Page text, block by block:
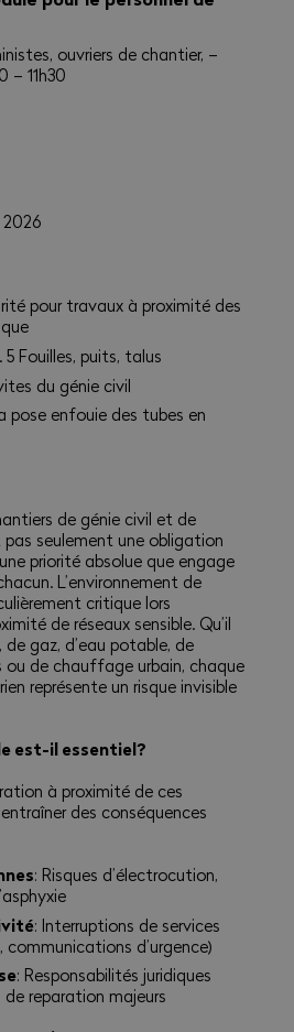
ouvriers de chantier, –
– 11h30
2026
pour travaux à proximité des
Fouilles, puits, talus
du génie civil
pose enfouie des tubes en
de génie civil et de
pas seulement une obligation
priorité absolue que engage
L’environnement de
critique lors
de réseaux sensible. Qu’il
de gaz, d’eau potable, de
de chauffage urbain, chaque
représente un risque invisible
est-il essentiel?
à proximité de ces
des conséquences
: Risques d’électrocution,
: Interruptions de services
d’urgence)
: Responsabilités juridiques
reparation majeurs